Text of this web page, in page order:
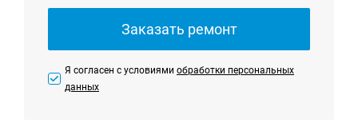
Заказать ремонт
Я согласен с условиями обработки персональных
данных